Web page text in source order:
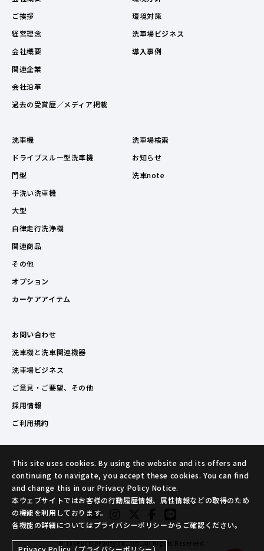
ご挨拶
経営理念
会社概要
関連企業
会社沿革
過去の受賞歴／メディア掲載
環境対策
洗車場ビジネス
導入事例
洗車機
ドライブスルー型洗車機
門型
手洗い洗車機
大型
自律走行洗浄機
関連商品
その他
オプション
カーケアアイテム
洗車場検索
お知らせ
洗車note
お問い合わせ
洗車機と洗車関連機器
洗車場ビジネス
ご意見・ご要望、その他
採用情報
ご利用規約
© TakeuchiBeauty co.,ltd. All Rights Reserved.
This site uses cookies. By using the website and its offers and
continuing to navigate, you accept these cookies. You can find
and change this in our Privacy Policy Notice.
本ウェブサイトではお客様の行動履歴情報、属性情報などの取得のため
の機能を利用しております。
各機能の詳細についてはプライバシーポリシーからご確認ください。
Privacy Policy（プライバシーポリシー）